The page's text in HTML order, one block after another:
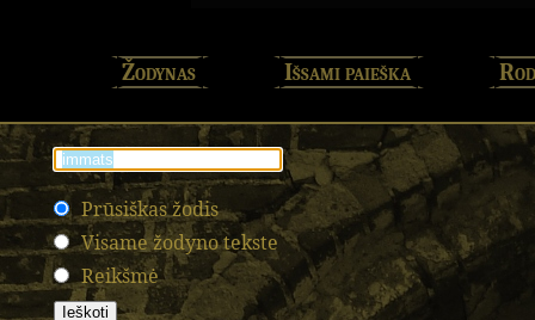
Žodynas Išsami paieška
Prūsiškas žodis
Visame žodyno tekste
Reikšmė